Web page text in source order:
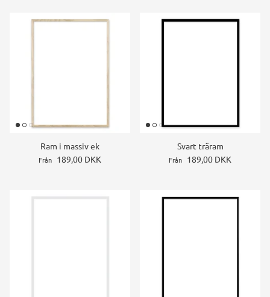
Ram i massiv ek
Från 189,00 DKK
Svart träram
Från 189,00 DKK